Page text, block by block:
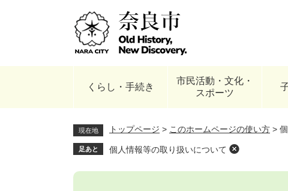
くらし・手続き
市民活動・文化・
スポーツ
現在地 トップページ > このホームページの使い方 >
足あと 個人情報等の取り扱いについて